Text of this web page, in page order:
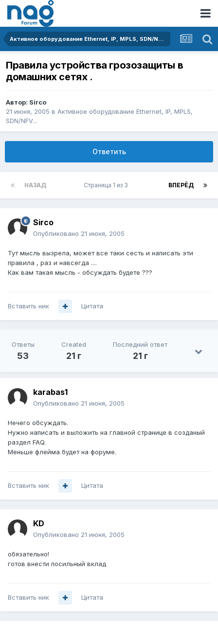
Активное оборудование Ethernet, IP, MPLS, SDN/NFV...
Правила устройства грозозащиты в
домашних сетях .
Автор: Sirco
21 июня, 2005 в Активное оборудование Ethernet, IP, MPLS,
SDN/NFV...
Ответить
НАЗАД ВПЕРЁД
Страница 1 из 3
Sirco
Опубликовано 21 июня, 2005
Тут мысль вызрела, может все таки сесть и написать эти
правила , раз и навсегда ....
Как вам такая мысль - обсуждать будете ???
Вставить ник Цитата
Ответы
53
Created
21 г
Последний ответ
21 г
karabas1
Опубликовано 21 июня, 2005
Нечего обсуждать.
Нужно написать и выложить на главной странице в созданый
раздел FAQ.
Меньше флейма будет на форуме.
Вставить ник Цитата
KD
Опубликовано 21 июня, 2005
обязательно!
готов внести посильный вклад
Вставить ник Цитата